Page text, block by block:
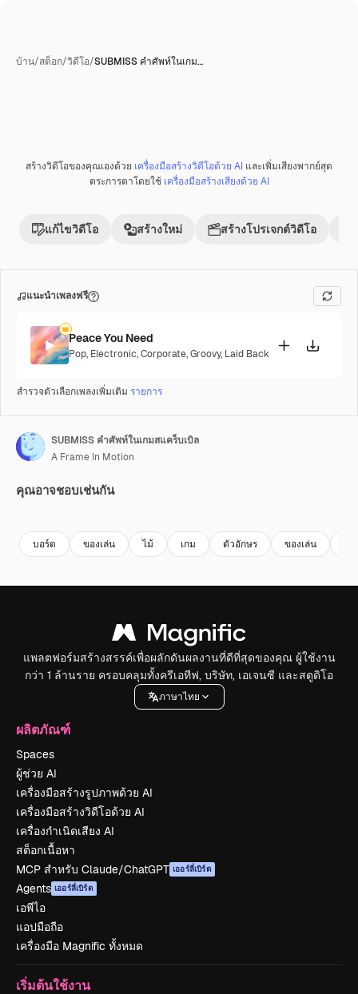
บ้าน/สต็อก/วิดีโอ/SUBMISS คำศัพท์ในเกม…
พรีเมี่ยม
สร้างวิดีโอของคุณเองด้วย เครื่องมือสร้างวิดีโอด้วย AI และเพิ่มเสียงพากย์สุด
ตระการตาโดยใช้ เครื่องมือสร้างเสียงด้วย AI
แก้ไขวิดีโอ สร้างใหม่ สร้างโปรเจกต์วิดีโอ
แนะนำเพลงฟรี
Peace You Need
Pop, Electronic,Corporate,Groovy, Laid Back
สำรวจตัวเลือกเพลงเพิ่มเติม รายการ
SUBMISS คำศัพท์ในเกมสแคร็บเบิล
A Frame In Motion
คุณอาจชอบเช่นกัน
บอร์ด ของเล่น ไม้ เกม ตัวอักษร ของเล่น
แพลตฟอร์มสร้างสรรค์เพื่อผลักดันผลงานที่ดีที่สุดของคุณ ผู้ใช้งาน
กว่า 1 ล้านราย ครอบคลุมทั้งครีเอทีฟ, บริษัท, เอเจนซี และสตูดิโอ
ภาษาไทย
ผลิตภัณฑ์
Spaces
ผู้ช่วย AI
เครื่องมือสร้างรูปภาพด้วย AI
เครื่องมือสร้างวิดีโอด้วย AI
เครื่องกำเนิดเสียง AI
สต็อกเนื้อหา
MCP สำหรับ Claude/ChatGPT เออร์ลี่เบิร์ด
Agents เออร์ลี่เบิร์ด
เอพีไอ
แอปมือถือ
เครื่องมือ Magnific ทั้งหมด
เริ่มต้นใช้งาน